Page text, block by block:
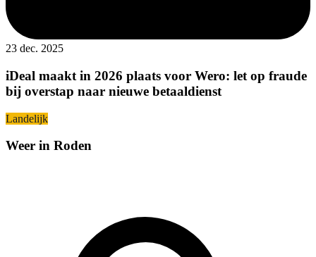
23 dec. 2025
iDeal maakt in 2026 plaats voor Wero: let op fraude
bij overstap naar nieuwe betaaldienst
Landelijk
Weer in Roden